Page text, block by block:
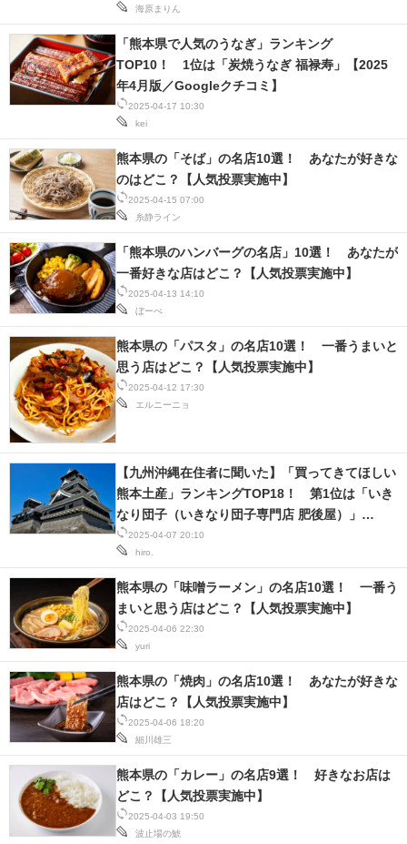
海原まりん
2025-04-17 10:30
kei
「熊本県で人気のうなぎ」ランキング
TOP10！ 1位は「炭焼うなぎ 福禄寿」【2025
年4月版／Googleクチコミ】
2025-04-15 07:00
糸静ライン
熊本県の「そば」の名店10選！ あなたが好きな
のはどこ？【人気投票実施中】
2025-04-13 14:10
ぼーぺ
「熊本県のハンバーグの名店」10選！ あなたが
一番好きな店はどこ？【人気投票実施中】
2025-04-12 17:30
エルニーニョ
熊本県の「パスタ」の名店10選！ 一番うまいと
思う店はどこ？【人気投票実施中】
2025-04-07 20:10
hiro.
【九州沖縄在住者に聞いた】「買ってきてほしい
熊本土産」ランキングTOP18！ 第1位は「いき
なり団子（いきなり団子専門店 肥後屋）」
【2024年最新調査結果】
2025-04-06 22:30
yuri
熊本県の「味噌ラーメン」の名店10選！ 一番う
まいと思う店はどこ？【人気投票実施中】
2025-04-06 18:20
細川雄三
熊本県の「焼肉」の名店10選！ あなたが好きな
店はどこ？【人気投票実施中】
2025-04-03 19:50
波止場の鯱
熊本県の「カレー」の名店9選！ 好きなお店は
どこ？【人気投票実施中】